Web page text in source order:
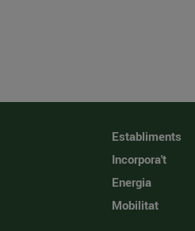
Establiments
Incorpora't
Energia
Mobilitat